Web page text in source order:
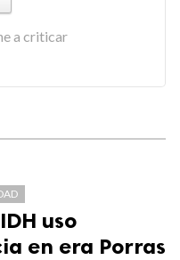
a criticar
uso
en era Porras